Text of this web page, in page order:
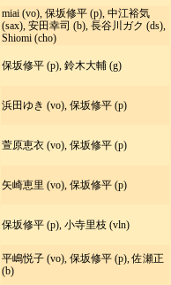
miai (vo), 保坂修平 (p), 中江裕気
(sax), 安田幸司 (b), 長谷川ガク (ds),
Shiomi (cho)
保坂修平 (p), 鈴木大輔 (g)
浜田ゆき (vo), 保坂修平 (p)
萱原恵衣 (vo), 保坂修平 (p)
矢崎恵里 (vo), 保坂修平 (p)
保坂修平 (p), 小寺里枝 (vln)
平嶋悦子 (vo), 保坂修平 (p), 佐瀬正
(b)